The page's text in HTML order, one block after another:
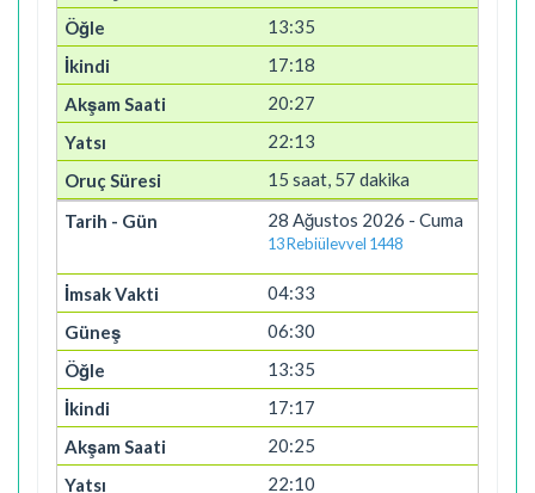
13:35
17:18
20:27
22:13
15 saat, 57 dakika
28 Ağustos 2026 - Cuma
13 Rebiülevvel 1448
04:33
06:30
13:35
17:17
20:25
22:10